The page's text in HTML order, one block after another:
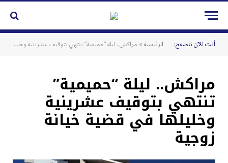
أنت الآن تتصفح: الرئيسية» مراكش.. ليلة “حميمية” تنتهي بتوقيف عشرينية وخليلها في قضية خيانة زوجية
مراكش.. ليلة “حميمية”
تنتهي بتوقيف عشرينية
وخليلها في قضية خيانة
زوجية